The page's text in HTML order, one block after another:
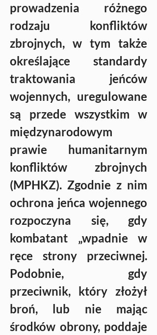
prowadzenia różnego
rodzaju konfliktów
zbrojnych, w tym także
określające standardy
traktowania jeńców
wojennych, uregulowane
są przede wszystkim w
międzynarodowym
prawie humanitarnym
konfliktów zbrojnych
(MPHKZ). Zgodnie z nim
ochrona jeńca wojennego
rozpoczyna się, gdy
kombatant „wpadnie w
ręce strony przeciwnej.
Podobnie, gdy
przeciwnik, który złożył
broń, lub nie mając
środków obrony, poddaje